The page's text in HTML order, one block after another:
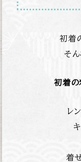
初着
そん
初着の
レ
着